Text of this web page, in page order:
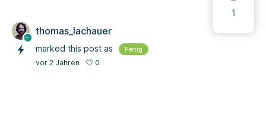
1
thomas_lachauer
marked this post as Fertig
vor 2 Jahren 0